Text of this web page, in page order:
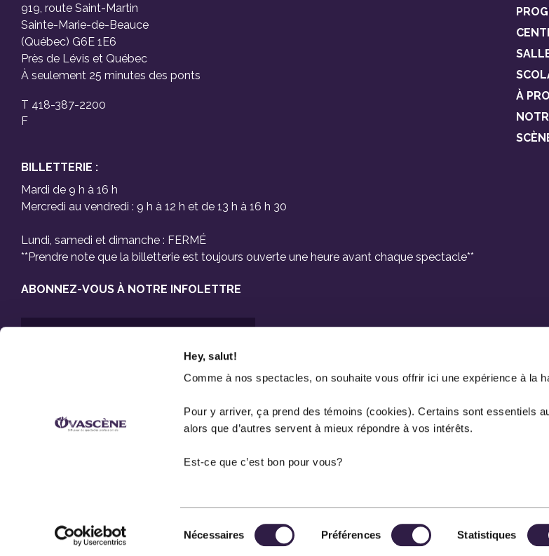
Hey, salut!
Comme à nos spectacles, on souhaite vous offrir ici une expérience à la
Pour y arriver, ça prend des témoins (cookies). Certains sont essentiels
alors que d’autres servent à mieux répondre à vos intérêts.
Est-ce que c’est bon pour vous?
du
Nécessaires Préférences Statistiques
919, route Saint-Martin
Sainte-Marie-de-Beauce
(Québec) G6E 1E6
Près de Lévis et Québec
À seulement 25 minutes des ponts
T 418-387-2200
F
BILLETTERIE :
Mardi de 9 h à 16 h
Mercredi au vendredi : 9 h à 12 h et de 13 h à 16 h 30
Lundi, samedi et dimanche : FERMÉ
**Prendre note que la billetterie est toujours ouverte une heure avant chaque spectacle**
À
ABONNEZ-VOUS À NOTRE INFOLETTRE
Pas de spam, promis !
Tous droits réservés © 2026 Ovascène
Site web créé avec
parSudo agence web